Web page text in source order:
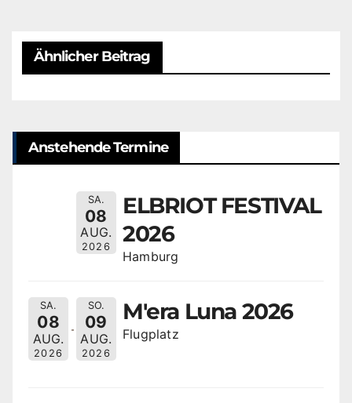
Ähnlicher Beitrag
Anstehende Termine
SA.
08
AUG.
2026
ELBRIOT FESTIVAL
2026
Hamburg
SA.
08
AUG.
2026
SO.
09
AUG.
2026
M'era Luna 2026
Flugplatz